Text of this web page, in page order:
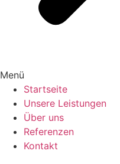
Menü
Startseite
Unsere Leistungen
Über uns
Referenzen
Kontakt